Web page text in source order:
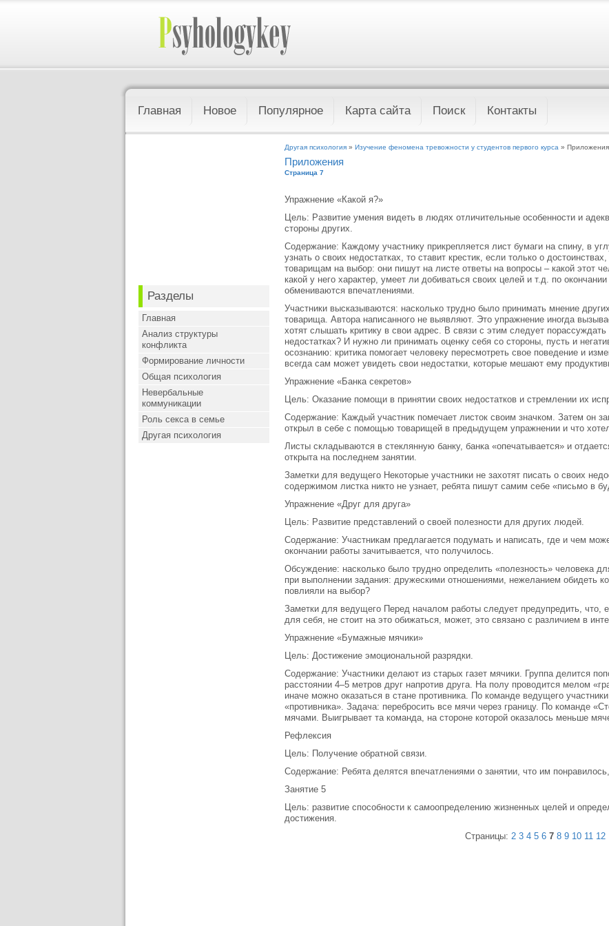
Главная Новое Популярное Карта сайта Поиск Контакты
Разделы
Главная
Анализ структуры
конфликта
Формирование личности
Общая психология
Невербальные
коммуникации
Роль секса в семье
Другая психология
Другая психология » Изучение феномена тревожности у студентов первого курса » Приложения
Приложения
Страница 7
Упражнение «Какой я?»
Цель: Развитие умения видеть в людях отличительные особенности и
стороны других.
Содержание: Каждому участнику прикрепляется лист бумаги на спину, в
узнать о своих недостатках, то ставит крестик, если только о
товарищам на выбор: они пишут на листе ответы на вопросы – какой этот
какой у него характер, умеет ли добиваться своих целей и т.д. по
обмениваются впечатлениями.
Участники высказываются: насколько трудно было принимать мнение
товарища. Автора написанного не выявляют. Это упражнение иногда
хотят слышать критику в свои адрес. В связи с этим следует
недостатках? И нужно ли принимать оценку себя со стороны, пусть и
осознанию: критика помогает человеку пересмотреть свое поведение и
всегда сам может увидеть свои недостатки, которые мешают ему
Упражнение «Банка секретов»
Цель: Оказание помощи в принятии своих недостатков и стремлении их
Содержание: Каждый участник помечает листок своим значком. Затем он
открыл в себе с помощью товарищей в предыдущем упражнении и что
Листы складываются в стеклянную банку, банка «опечатывается» и
открыта на последнем занятии.
Заметки для ведущего Некоторые участники не захотят писать о своих
содержимом листка никто не узнает, ребята пишут самим себе «письмо в
Упражнение «Друг для друга»
Цель: Развитие представлений о своей полезности для других людей.
Содержание: Участникам предлагается подумать и написать, где и чем
окончании работы зачитывается, что получилось.
Обсуждение: насколько было трудно определить «полезность» человека
при выполнении задания: дружескими отношениями, нежеланием обидеть
повлияли на выбор?
Заметки для ведущего Перед началом работы следует предупредить, что,
для себя, не стоит на это обижаться, может, это связано с различием в
Упражнение «Бумажные мячики»
Цель: Достижение эмоциональной разрядки.
Содержание: Участники делают из старых газет мячики. Группа делится
расстоянии 4–5 метров друг напротив друга. На полу проводится мелом
иначе можно оказаться в стане противника. По команде ведущего
«противника». Задача: перебросить все мячи через границу. По команде
мячами. Выигрывает та команда, на стороне которой оказалось меньше
Рефлексия
Цель: Получение обратной связи.
Содержание: Ребята делятся впечатлениями о занятии, что им
Занятие 5
Цель: развитие способности к самоопределению жизненных целей и
достижения.
Страницы: 2 3 4 5 6 7 8 9 10 11 12